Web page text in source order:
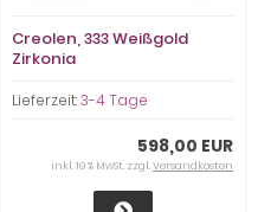
Creolen, 333 Weißgold
Zirkonia
Lieferzeit:3-4 Tage
598,00 EUR
inkl. 19 % MwSt. zzgl.Versandkosten